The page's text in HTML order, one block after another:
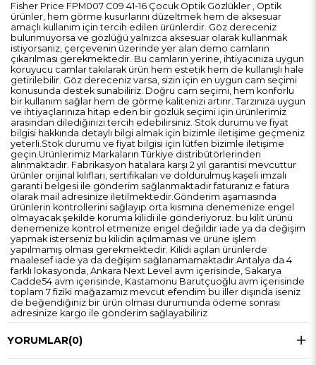
Fisher Price FPM007 C09 41-16 Çocuk Optik Gözlükler , Optik
ürünler, hem görme kusurlarını düzeltmek hem de aksesuar
amaçlı kullanım için tercih edilen ürünlerdir. Göz dereceniz
bulunmuyorsa ve gözlüğü yalnızca aksesuar olarak kullanmak
istiyorsanız, çerçevenin üzerinde yer alan demo camların
çıkarılması gerekmektedir. Bu camların yerine, ihtiyacınıza uygun
koruyucu camlar takılarak ürün hem estetik hem de kullanışlı hale
getirilebilir. Göz dereceniz varsa, sizin için en uygun cam seçimi
konusunda destek sunabiliriz. Doğru cam seçimi, hem konforlu
bir kullanım sağlar hem de görme kalitenizi artırır. Tarzınıza uygun
ve ihtiyaçlarınıza hitap eden bir gözlük seçimi için ürünlerimiz
arasından dilediğinizi tercih edebilirsiniz. Stok durumu ve fiyat
bilgisi hakkında detaylı bilgi almak için bizimle iletişime geçmeniz
yeterli.Stok durumu ve fiyat bilgisi için lütfen bizimle iletişime
geçin.Ürünlerimiz Markaların Türkiye distribütörlerinden
alınmaktadır. Fabrikasyon hatalara karşı 2 yıl garantisi mevcuttur
ürünler orijinal kılıfları, sertifikaları ve doldurulmuş kaşeli imzalı
garanti belgesi ile gönderim sağlanmaktadır faturanız e fatura
olarak mail adresinize iletilmektedir.Gönderim aşamasında
ürünlerin kontrollerini sağlayıp orta kısmına denemenize engel
olmayacak şekilde koruma kilidi ile gönderiyoruz. bu kilit ürünü
denemenize kontrol etmenize engel değildir iade ya da değişim
yapmak isterseniz bu kilidin açılmaması ve ürüne işlem
yapılmamış olması gerekmektedir. Kilidi açılan ürünlerde
maalesef iade ya da değişim sağlanamamaktadır.Antalya da 4
farklı lokasyonda, Ankara Next Level avm içerisinde, Sakarya
Cadde54 avm içerisinde, Kastamonu Barutçuoğlu avm içerisinde
toplam 7 fiziki mağazamız mevcut efendim bu iller dışında iseniz
de beğendiğiniz bir ürün olması durumunda ödeme sonrası
adresinize kargo ile gönderim sağlayabiliriz
YORUMLAR(0)